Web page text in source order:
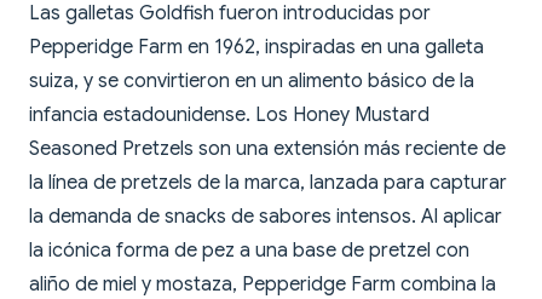
Las galletas Goldfish fueron introducidas por
Pepperidge Farm en 1962, inspiradas en una galleta
suiza, y se convirtieron en un alimento básico de la
infancia estadounidense. Los Honey Mustard
Seasoned Pretzels son una extensión más reciente de
la línea de pretzels de la marca, lanzada para capturar
la demanda de snacks de sabores intensos. Al aplicar
la icónica forma de pez a una base de pretzel con
aliño de miel y mostaza, Pepperidge Farm combina la